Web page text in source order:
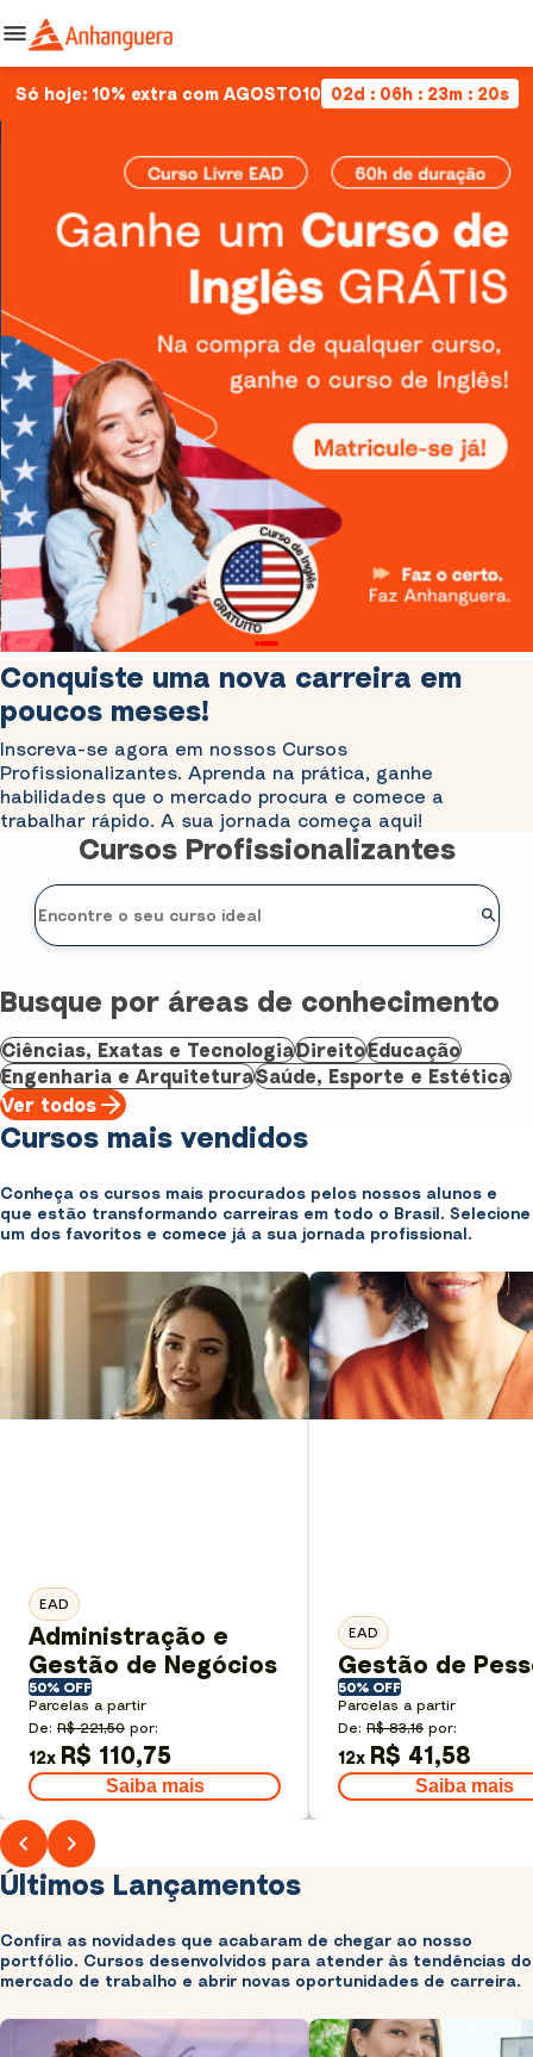
Só hoje: 10% extra com AGOSTO10 02d : 06h : 23m : 20s
Conquiste uma nova carreira em
poucos meses!
Inscreva-se agora em nossos Cursos
Profissionalizantes. Aprenda na prática, ganhe
habilidades que o mercado procura e comece a
trabalhar rápido. A sua jornada começa aqui!
Cursos Profissionalizantes
Busque por áreas de conhecimento
Ciências, Exatas e TecnologiaDireitoEducação
Engenharia e ArquiteturaSaúde, Esporte e Estética
Ver todos
Cursos mais vendidos
Conheça os cursos mais procurados pelos nossos alunos e
que estão transformando carreiras em todo o Brasil. Selecione
um dos favoritos e comece já a sua jornada profissional.
EAD
Administração e
Gestão de Negócios
50% OFF
Parcelas a partir
De: R$ 221,50 por:
12x R$ 110,75
Saiba mais
EAD
Gestão de
50% OFF
Parcelas a partir
De: R$ 83,16 por:
12x R$ 41,58
Saiba mais
Últimos Lançamentos
Confira as novidades que acabaram de chegar ao nosso
portfólio. Cursos desenvolvidos para atender às tendências do
mercado de trabalho e abrir novas oportunidades de carreira.